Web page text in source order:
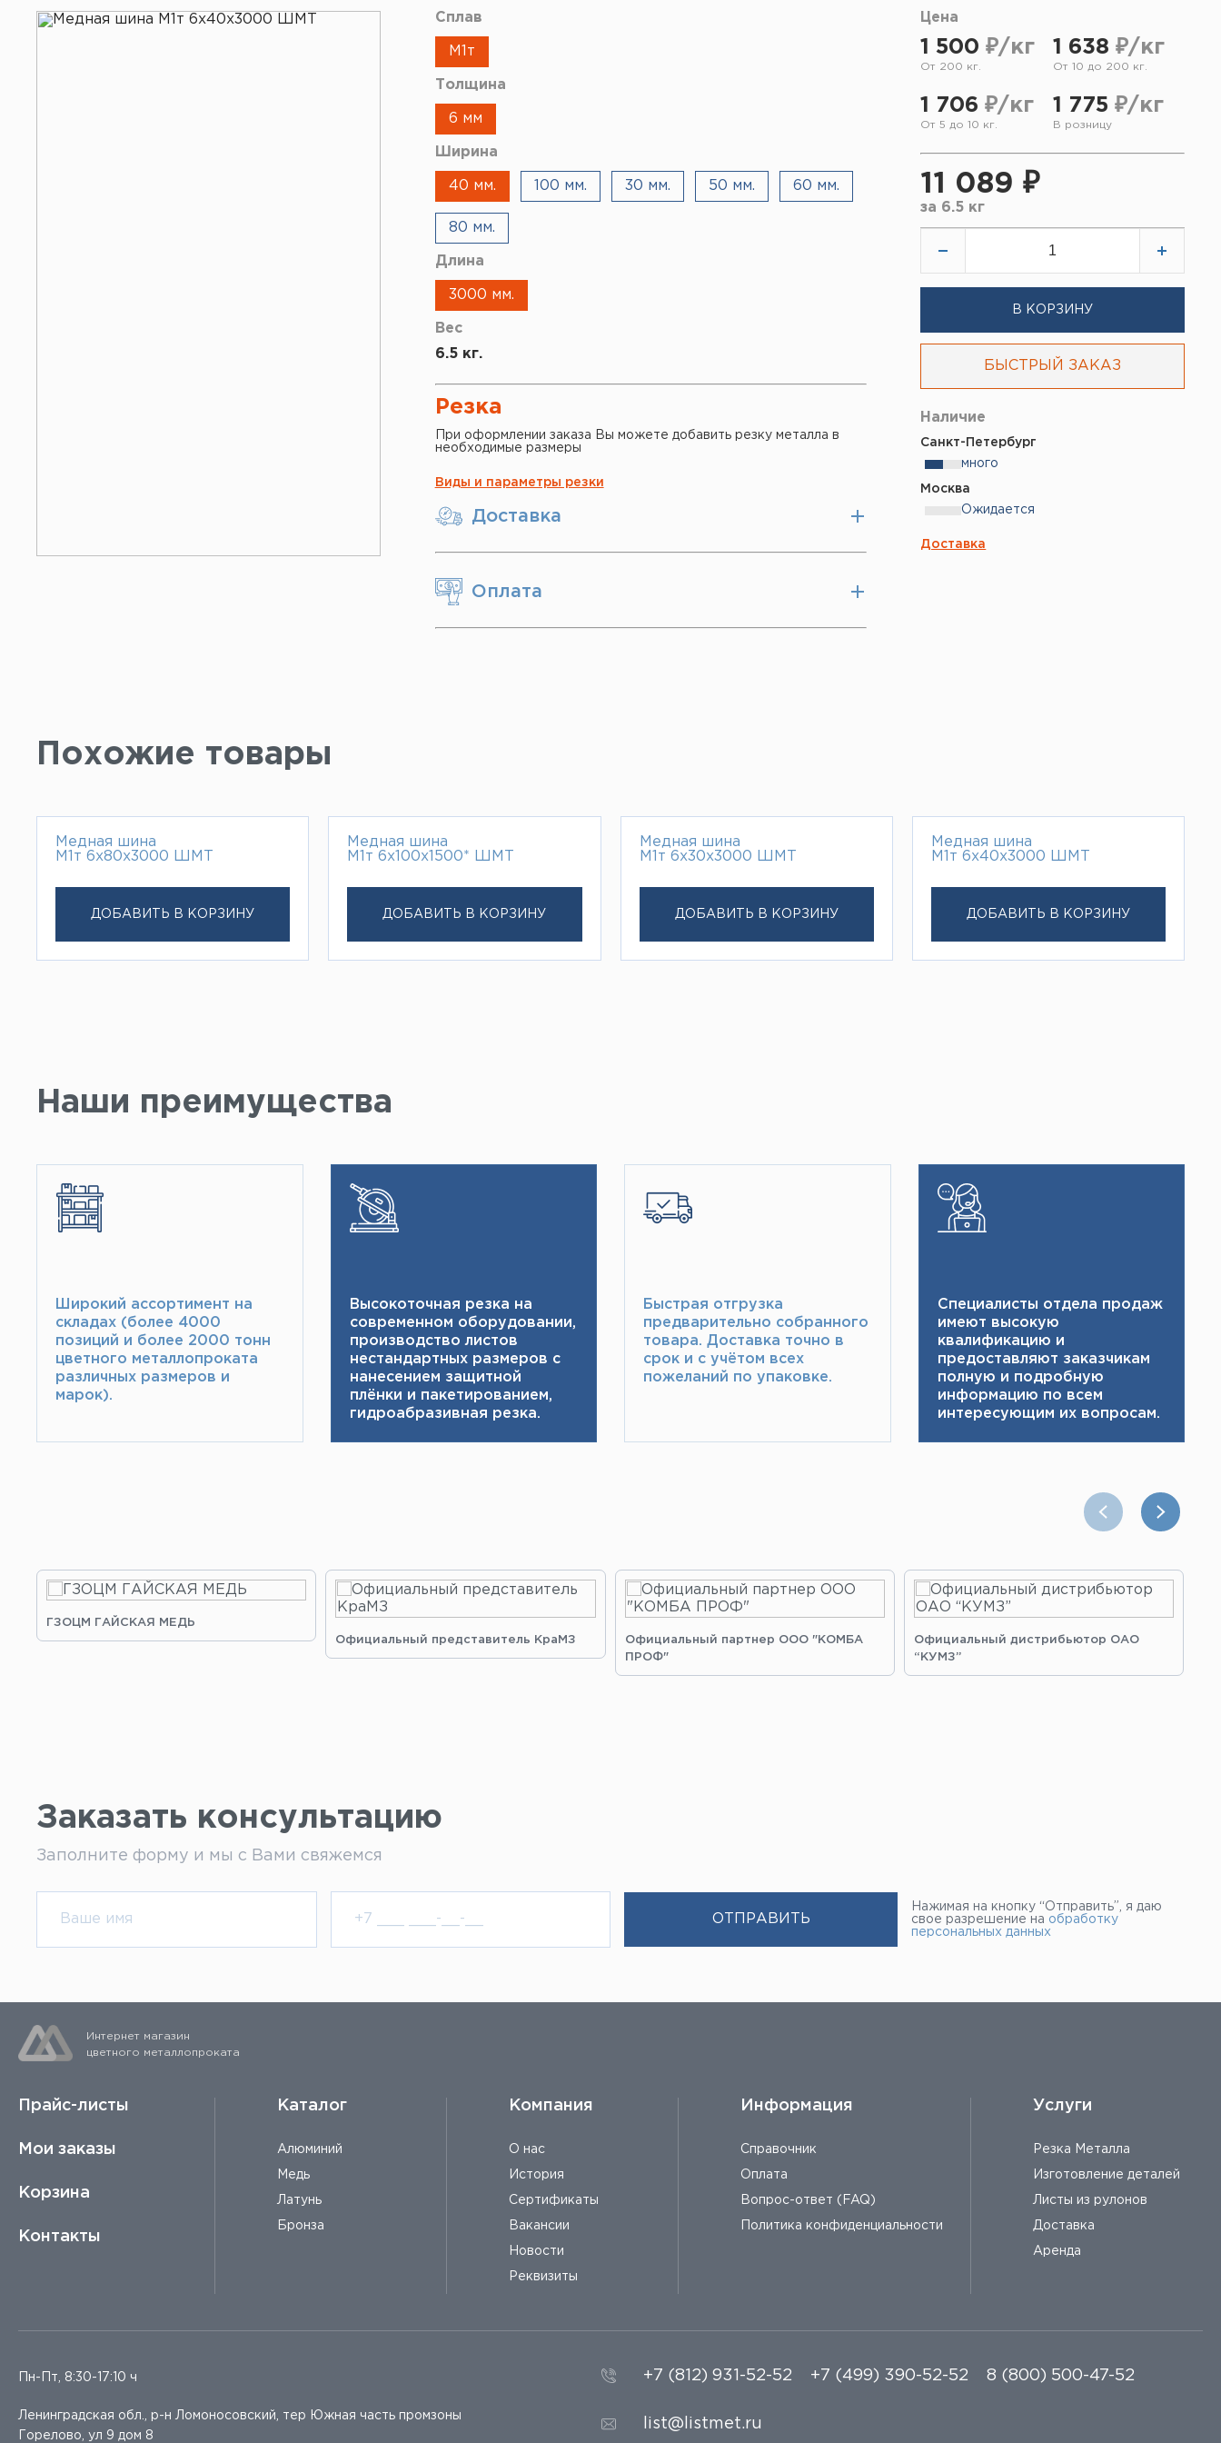
Все услуги Сплав
М1т
Толщина
6 мм
Ширина
40 мм. 100 мм. 30 мм. 50 мм. 60 мм.
80 мм.
Длина
3000 мм.
Вес
6.5 кг.
Резка
При оформлении заказа Вы можете добавить резку металла в
необходимые размеры
Виды и параметры резки
Доставка
Оплата
Цена
1 500 ₽/кг
От 200 кг.
1 638 ₽/кг
От 10 до 200 кг.
1 706 ₽/кг
От 5 до 10 кг.
1 775 ₽/кг
В розницу
11 089 ₽
за 6.5 кг
В КОРЗИНУ
БЫСТРЫЙ ЗАКАЗ
Наличие
Санкт-Петербург
много
Москва
Ожидается
Доставка
Похожие товары
Медная шина
М1т 6х80х3000 ШМТ
ДОБАВИТЬ В КОРЗИНУ
Медная шина
М1т 6х100х1500* ШМТ
ДОБАВИТЬ В КОРЗИНУ
Медная шина
М1т 6х30х3000 ШМТ
ДОБАВИТЬ В КОРЗИНУ
Медная шина
М1т 6х40х3000 ШМТ
ДОБАВИТЬ В КОРЗИНУ
Наши преимущества
Широкий ассортимент на
складах (более 4000
позиций и более 2000 тонн​
цветного металлопроката
различных размеров и
марок).
Высокоточная резка на
современном оборудовании,
производство листов
нестандартных размеров с
нанесением защитной
плёнки и пакетированием,
гидроабразивная резка.
Быстрая отгрузка
предварительно собранного
товара.​ Доставка точно в
срок и с учётом всех
пожеланий по упаковке.​
Специалисты отдела продаж
имеют высокую
квалификацию и ​
предоставляют заказчикам
полную и подробную
информацию по всем
интересующим их вопросам.
ГЗОЦМ ГАЙСКАЯ МЕДЬ
Официальный представитель КраМЗ
Официальный партнер ООО "КОМБА
ПРОФ"
Официальный дистрибьютор ОАО
“КУМЗ”
Заказать консультацию
Заполните форму и мы с Вами свяжемся
Нажимая на кнопку “Отправить”, я даю
свое разрешение на обработку
персональных данных
Интернет магазин
цветного металлопроката
Прайс-листы
Мои заказы
Корзина
Контакты
Каталог
Алюминий
Медь
Латунь
Бронза
Компания
О нас
История
Сертификаты
Вакансии
Новости
Реквизиты
Информация
Справочник
Оплата
Вопрос-ответ (FAQ)
Политика конфиденциальности
Услуги
Резка Металла
Изготовление деталей
Листы из рулонов
Доставка
Аренда
Пн-Пт, 8:30-17:10 ч
Ленинградская обл., р-н Ломоносовский, тер Южная часть промзоны
Горелово, ул 9 дом 8
+7 (812) 931-52-52 +7 (499) 390-52-52 8 (800) 500-47-52
list@listmet.ru